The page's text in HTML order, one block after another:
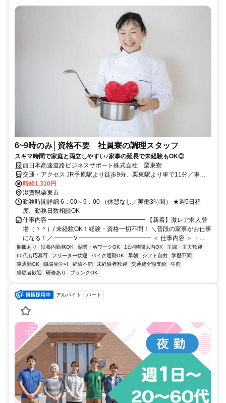
6~9時のみ│資格不要 社員寮の調理スタッフ
スキマ時間で家庭と両立しやすい♪家事の延長で未経験もOK◎
西日本高速道路ビジネスサポート株式会社 栗東寮
交通・アクセス JR手原駅より徒歩9分、栗東駅より車で11分／車・
バイク通勤OK／交通費規定
時給1,310円
滋賀県栗東市
勤務時間詳細 6：00～9：00 （休憩なし／実働3時間） ★週5日程
度、勤務日数相談OK
仕事内容 ━━━━━━━━━━━━━━━━ 【新着】激レア求人登
場（＾＾）/ 未経験OK！経験・資格一切不問！ ＼普段の家事がお仕事
になる！／ ━━━Ｖ━━━━━━━━━━━━ ＜ 仕事内容 ＞ ・...
制服あり 扶養内勤務OK 副業・WワークOK 1日4時間以内OK
主婦・主夫歓迎
60代も応募可
フリーター歓迎 バイク通勤OK 早朝 シフト自由
学歴不問
車通勤OK
職場見学可 経験不問 未経験者歓迎 交通費全額支給
午前
経験者歓迎
研修あり ブランクOK
アルバイト・パート